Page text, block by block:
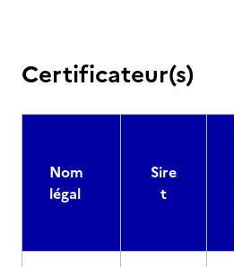
Certificateur(s)
Nom
légal
Sire
t